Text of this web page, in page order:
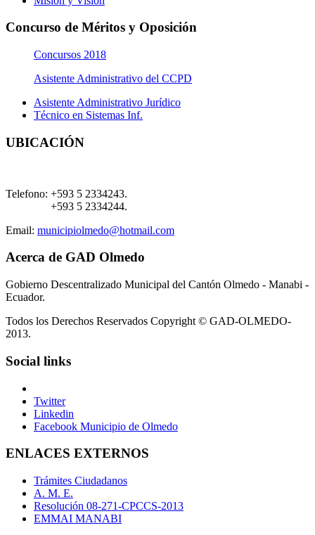
Concurso de Méritos y Oposición
Concursos 2018
Asistente Administrativo del CCPD
Asistente Administrativo Jurídico
Técnico en Sistemas Inf.
UBICACIÓN
Telefono: +593 5 2334243.
+593 5 2334244.
Email: municipiolmedo@hotmail.com
Acerca de GAD Olmedo
Gobierno Descentralizado Municipal del Cantón Olmedo - Manabi -
Ecuador.
Todos los Derechos Reservados Copyright © GAD-OLMEDO-
2013.
Social links
Twitter
Linkedin
Facebook Municipio de Olmedo
ENLACES EXTERNOS
Trámites Ciudadanos
A. M. E.
Resolución 08-271-CPCCS-2013
EMMAI MANABI